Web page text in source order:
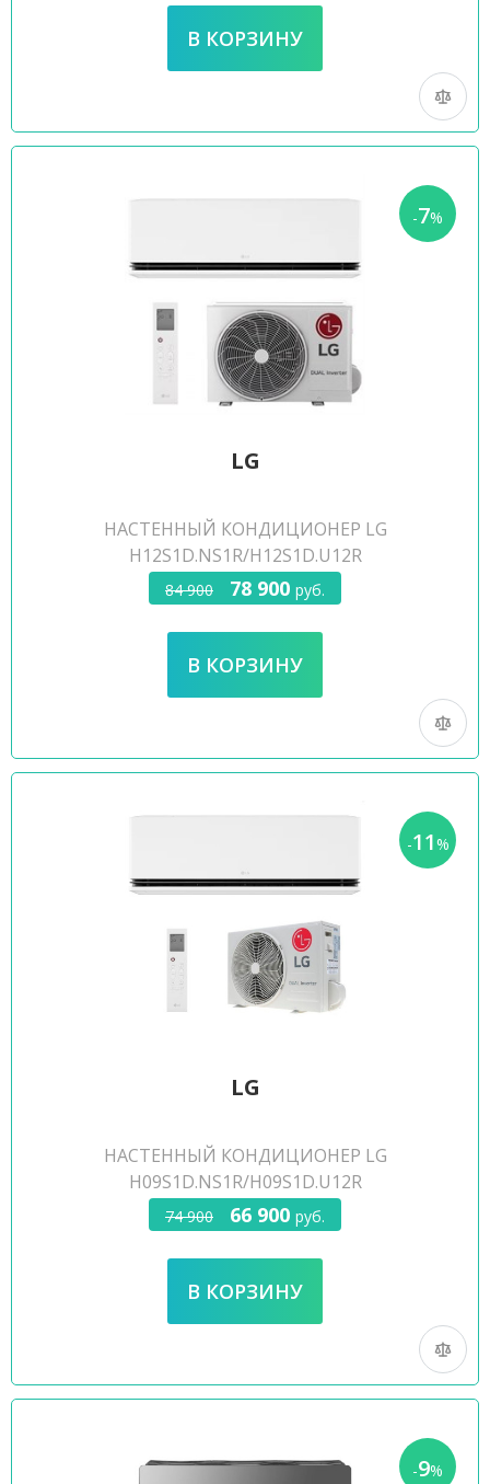
-7%
LG
НАСТЕННЫЙ КОНДИЦИОНЕР LG
H12S1D.NS1R/H12S1D.U12R
84 900 78 900 руб.
-11%
LG
НАСТЕННЫЙ КОНДИЦИОНЕР LG
H09S1D.NS1R/H09S1D.U12R
74 900 66 900 руб.
-9%